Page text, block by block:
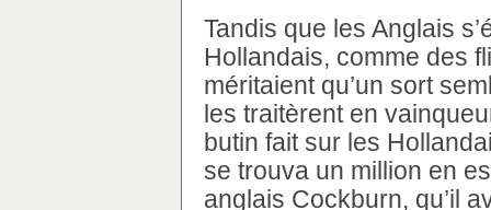
Tandis que les Anglais
Hollandais, comme des
méritaient qu’un sort
les traitèrent en
butin fait sur les
se trouva un million en
anglais Cockburn, qu’il